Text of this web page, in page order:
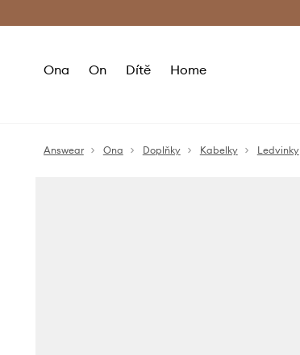
Ona On Dítě Home
Answear Ona Doplňky Kabelky Ledvinky